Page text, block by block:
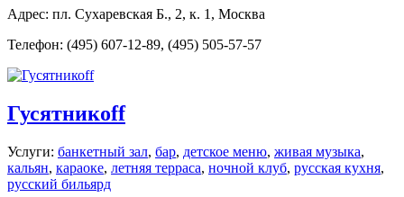
Адрес: пл. Сухаревская Б., 2, к. 1, Москва
Телефон: (495) 607-12-89, (495) 505-57-57
Гусятникоff
Услуги: банкетный зал, бар, детское меню, живая музыка,
кальян, караоке, летняя терраса, ночной клуб, русская кухня,
русский бильярд